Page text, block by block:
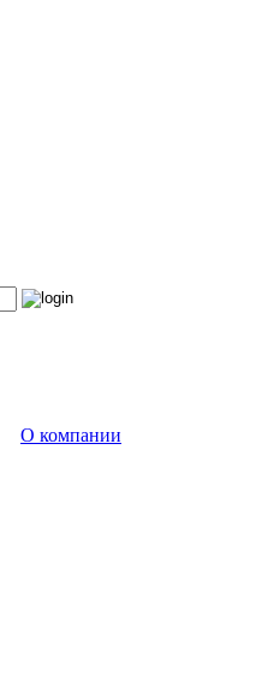
О компании